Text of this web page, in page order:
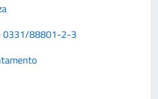
0331/88801-2-3